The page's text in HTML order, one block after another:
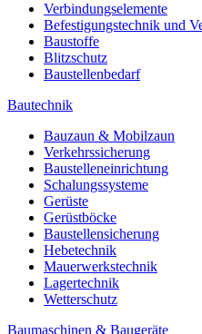
Verbindungselemente
Befestigungstechnik und
Baustoffe
Blitzschutz
Baustellenbedarf
Bautechnik
Bauzaun & Mobilzaun
Verkehrssicherung
Baustelleneinrichtung
Schalungssysteme
Gerüste
Gerüstböcke
Baustellensicherung
Hebetechnik
Mauerwerkstechnik
Lagertechnik
Wetterschutz
Baumaschinen & Baugeräte